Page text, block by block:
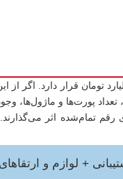
صد میلیون و حتی یک میلیارد
پورت‌ها و ماژول‌ها،
لوازم و ارتقاهای